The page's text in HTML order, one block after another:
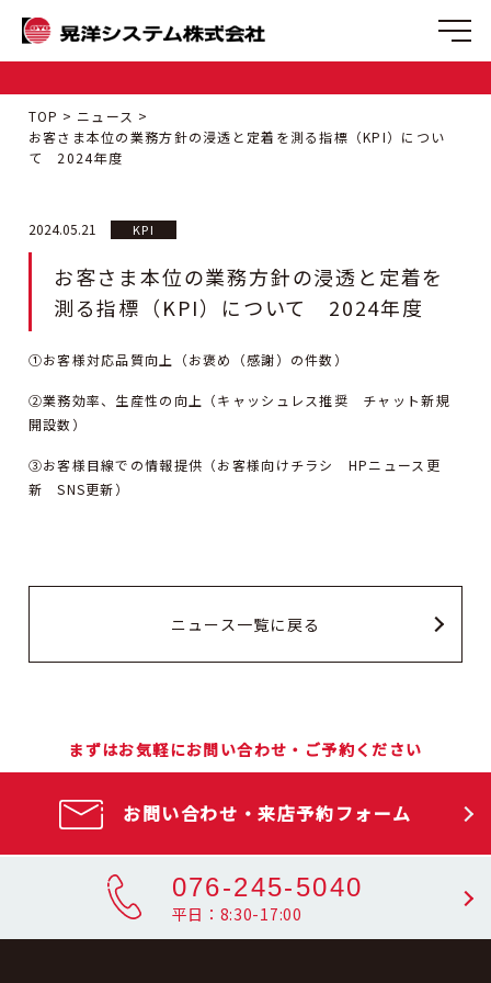
TOP
ニュース
お客さま本位の業務方針の浸透と定着を測る指標（KPI）につい
て 2024年度
2024.05.21 KPI
お客さま本位の業務方針の浸透と定着を
測る指標（KPI）について 2024年度
①お客様対応品質向上（お褒め（感謝）の件数）
②業務効率、生産性の向上（キャッシュレス推奨 チャット新規
開設数）
③お客様目線での情報提供（お客様向けチラシ HPニュース更
新 SNS更新）
ニュース一覧に戻る
まずはお気軽にお問い合わせ・ご予約ください
お問い合わせ・来店予約フォーム
076-245-5040
平日：8:30-17:00